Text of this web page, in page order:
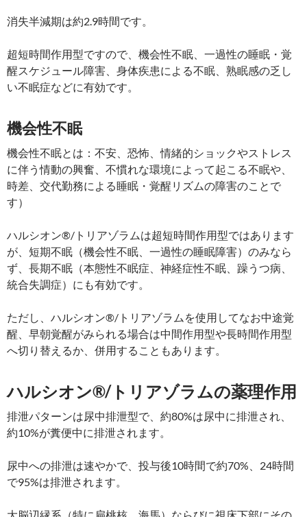
消失半減期は約2.9時間です。
超短時間作用型ですので、機会性不眠、一過性の睡眠・覚
醒スケジュール障害、身体疾患による不眠、熟眠感の乏し
い不眠症などに有効です。
機会性不眠
機会性不眠とは：不安、恐怖、情緒的ショックやストレス
に伴う情動の興奮、不慣れな環境によって起こる不眠や、
時差、交代勤務による睡眠・覚醒リズムの障害のことで
す）
ハルシオン®/トリアゾラムは超短時間作用型ではあります
が、短期不眠（機会性不眠、一過性の睡眠障害）のみなら
ず、長期不眠（本態性不眠症、神経症性不眠、躁うつ病、
統合失調症）にも有効です。
ただし、ハルシオン®/トリアゾラムを使用してなお中途覚
醒、早朝覚醒がみられる場合は中間作用型や長時間作用型
へ切り替えるか、併用することもあります。
ハルシオン®/トリアゾラムの薬理作用
排泄パターンは尿中排泄型で、約80%は尿中に排泄され、
約10%が糞便中に排泄されます。
尿中への排泄は速やかで、投与後10時間で約70%、24時間
で95%は排泄されます。